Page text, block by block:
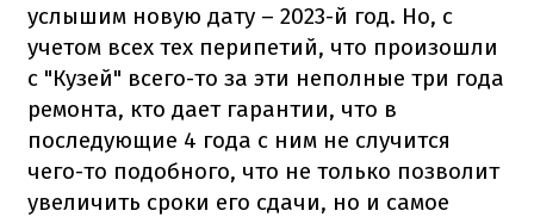
услышим новую дату – 2023-й год. Но, с
учетом всех тех перипетий, что произошли
с "Кузей" всего-то за эти неполные три года
ремонта, кто дает гарантии, что в
последующие 4 года с ним не случится
чего-то подобного, что не только позволит
увеличить сроки его сдачи, но и самое